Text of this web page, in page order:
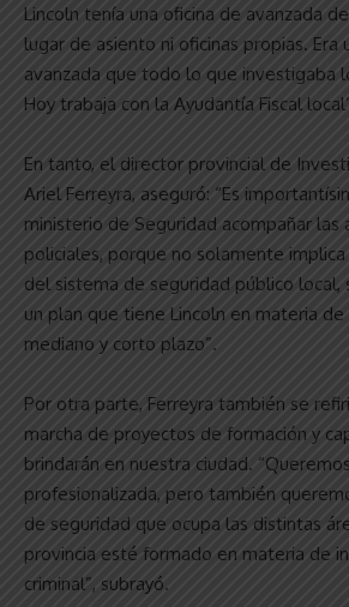
Lincoln tenía una oficina de avanzada
lugar de asiento ni oficinas propias. Era
avanzada que todo lo que investigaba
Hoy trabaja con la Ayudantía Fiscal
En tanto, el director provincial de
Ariel Ferreyra, aseguró: “Es
ministerio de Seguridad acompañar las
policiales, porque no solamente
del sistema de seguridad público local,
un plan que tiene Lincoln en materia
mediano y corto plazo”.
Por otra parte, Ferreyra también se
marcha de proyectos de formación y
brindarán en nuestra ciudad.
profesionalizada, pero también
de seguridad que ocupa las distintas
provincia esté formado en materia de
criminal”, subrayó.